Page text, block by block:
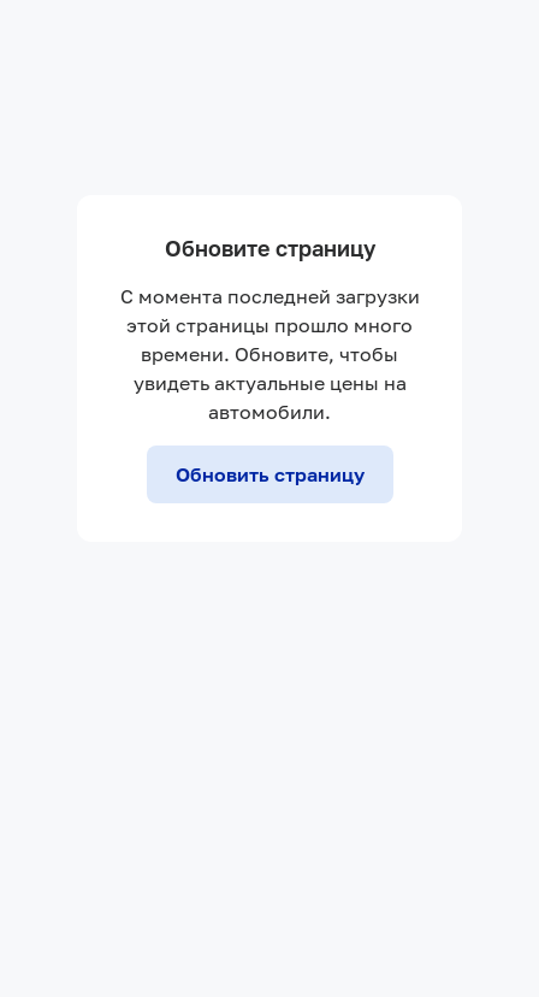
Обновите страницу
С момента последней загрузки
этой страницы прошло много
времени. Обновите, чтобы
увидеть актуальные цены на
автомобили.
Обновить страницу